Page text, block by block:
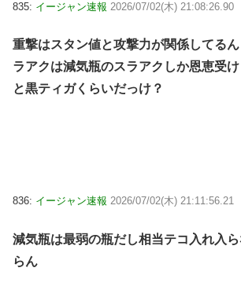
835: イージャン速報 2026/07/02(木) 21:08:26.90
重撃はスタン値と攻撃力が関係してる
ラアクは減気瓶のスラアクしか恩恵受
と黒ティガくらいだっけ？
836: イージャン速報 2026/07/02(木) 21:11:56.21
減気瓶は最弱の瓶だし相当テコ入れ入
らん